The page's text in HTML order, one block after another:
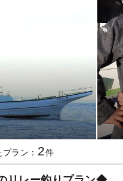
ラン： 2件